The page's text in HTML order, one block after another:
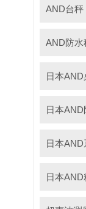
AND台秤
AND防水
日本
日本
日本
日本